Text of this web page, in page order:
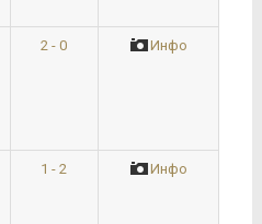
2 - 0 Инфо
1 - 2 Инфо